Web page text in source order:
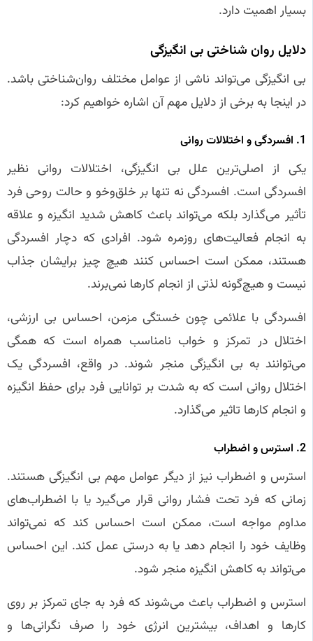
بسیار اهمیت دارد.
دلایل روان‌ شناختی بی‌ انگیزگی
بی‌ انگیزگی می‌تواند ناشی از عوامل مختلف روان‌شناختی باشد.
در اینجا به برخی از دلایل مهم آن اشاره خواهیم کرد:
1. افسردگی و اختلالات روانی
یکی از اصلی‌ترین علل بی‌ انگیزگی، اختلالات روانی نظیر
افسردگی است. افسردگی نه تنها بر خلق‌وخو و حالت روحی فرد
تأثیر می‌گذارد بلکه می‌تواند باعث کاهش شدید انگیزه و علاقه
به انجام فعالیت‌های روزمره شود. افرادی که دچار افسردگی
هستند، ممکن است احساس کنند هیچ چیز برایشان جذاب
نیست و هیچ‌گونه لذتی از انجام کارها نمی‌برند.
افسردگی با علائمی چون خستگی مزمن، احساس بی‌ ارزشی،
اختلال در تمرکز و خواب نامناسب همراه است که همگی
می‌توانند به بی‌ انگیزگی منجر شوند. در واقع، افسردگی یک
اختلال روانی است که به شدت بر توانایی فرد برای حفظ انگیزه
و انجام کارها تاثیر می‌گذارد.
2. استرس و اضطراب
استرس و اضطراب نیز از دیگر عوامل مهم بی‌ انگیزگی هستند.
زمانی که فرد تحت فشار روانی قرار می‌گیرد یا با اضطراب‌های
مداوم مواجه است، ممکن است احساس کند که نمی‌تواند
وظایف خود را انجام دهد یا به درستی عمل کند. این احساس
می‌تواند به کاهش انگیزه منجر شود.
استرس و اضطراب باعث می‌شوند که فرد به جای تمرکز بر روی
کارها و اهداف، بیشترین انرژی خود را صرف نگرانی‌ها و